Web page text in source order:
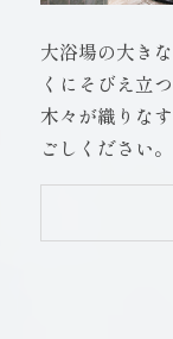
大浴場の大き
くにそびえ立
木々が織りな
ごしください。